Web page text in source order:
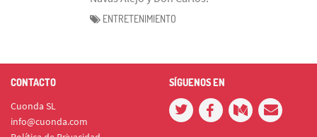
ENTRETENIMIENTO
CONTACTO
Cuonda SL
info@cuonda.com
SÍGUENOS EN